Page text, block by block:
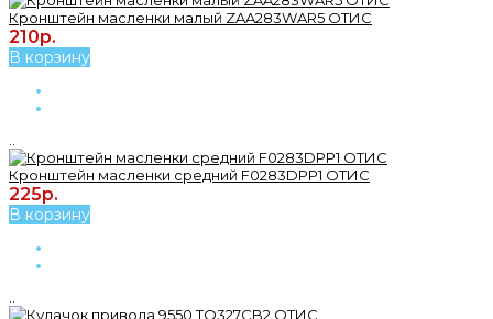
Кронштейн масленки малый ZAA283WAR5 ОТИС
210р.
В корзину
Кронштейн масленки средний F0283DPP1 ОТИС
225р.
В корзину